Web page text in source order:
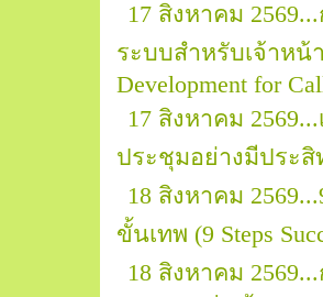
17 สิงหาคม
ระบบสำหรับเจ้าหน้า
Development for
17 สิงหาคม
ประชุมอย่างมีประ
18 สิงหาคม
ขั้นเทพ (9 Steps
18 สิงหาคม